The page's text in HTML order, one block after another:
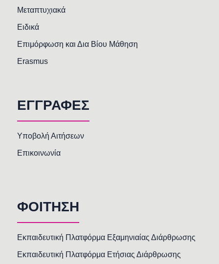
Μεταπτυχιακά
Ειδικά
Επιμόρφωση και Δια Βίου Μάθηση
Erasmus
ΕΓΓΡΑΦΕΣ
Υποβολή Αιτήσεων
Επικοινωνία
ΦΟΙΤΗΣΗ
Εκπαιδευτική Πλατφόρμα Εξαμηνιαίας Διάρθρωσης
Εκπαιδευτική Πλατφόρμα Ετήσιας Διάρθρωσης